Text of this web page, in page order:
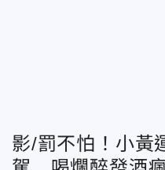
影/罰不怕！小黃